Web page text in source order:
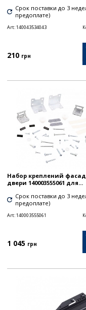
Срок поставки до 3
предоплате)
Art:140043534043
210 грн
Набор креплений
двери 140003555061 для...
Срок поставки до 3
предоплате)
Art:140003555061
1 045 грн